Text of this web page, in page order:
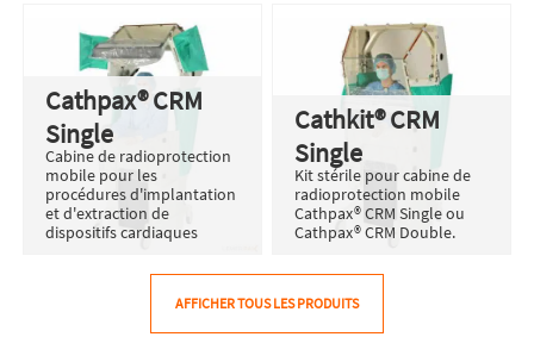
Cathpax® CRM
Single
Cabine de radioprotection
mobile pour les
procédures d'implantation
et d'extraction de
dispositifs cardiaques
Cathkit® CRM
Single
Kit stérile pour cabine de
radioprotection mobile
Cathpax® CRM Single ou
Cathpax® CRM Double.
AFFICHER TOUS LES PRODUITS